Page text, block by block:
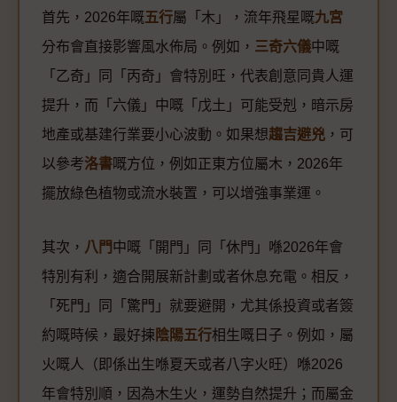
首先，2026年嘅五行屬「木」，流年飛星嘅九宮
分布會直接影響風水佈局。例如， 三奇六儀中嘅
「乙奇」同「丙奇」會特別旺，代表創意同貴人運
提升，而「六儀」中嘅「戊土」可能受剋，暗示房
地產或基建行業要小心波動。如果想趨吉避兇 ，可
以參考洛書嘅方位，例如正東方位屬木，2026年
擺放綠色植物或流水裝置，可以增強事業運。
其次， 八門中嘅「開門」同「休門」喺2026年會
特別有利，適合開展新計劃或者休息充電。相反，
「死門」同「驚門」就要避開，尤其係投資或者簽
約嘅時候，最好揀 陰陽五行相生嘅日子。例如，屬
火嘅人（即係出生喺夏天或者八字火旺）喺2026
年會特別順，因為木生火，運勢自然提升；而屬金